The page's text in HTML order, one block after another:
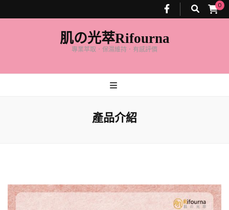
0
肌の光萃Rifourna
專業萃取．保濕維持．有感評價
產品介紹